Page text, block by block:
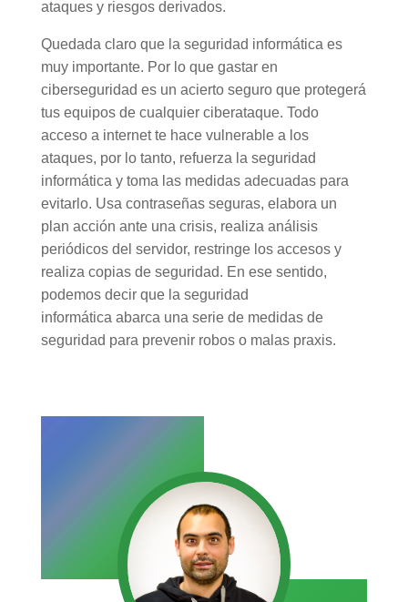
ataques y riesgos derivados.
Quedada claro que la seguridad informática es
muy importante. Por lo que gastar en
ciberseguridad es un acierto seguro que protegerá
tus equipos de cualquier ciberataque. Todo
acceso a internet te hace vulnerable a los
ataques, por lo tanto, refuerza la seguridad
informática y toma las medidas adecuadas para
evitarlo. Usa contraseñas seguras, elabora un
plan acción ante una crisis, realiza análisis
periódicos del servidor, restringe los accesos y
realiza copias de seguridad. En ese sentido,
podemos decir que la seguridad
informática abarca una serie de medidas de
seguridad para prevenir robos o malas praxis.